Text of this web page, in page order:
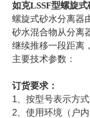
如克LSSF型螺旋
螺旋式砂水分离器
砂水混合物从分离
继续推移一段距离
主要技术参数：
订货要求：
1、按型号表示方
2、使用环境（户